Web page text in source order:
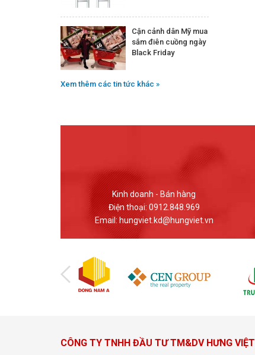
Cận cảnh dân Mỹ mua
sắm điên cuồng ngày
Black Friday
Xem thêm các tin tức khác »
Giao dịch - Bán hàng
Điện thoại: (024) 37617559
Email: banhang@hungviet.vn
CÔNG TY TNHH ĐẦU TƯ TM&DV HƯNG VIỆT